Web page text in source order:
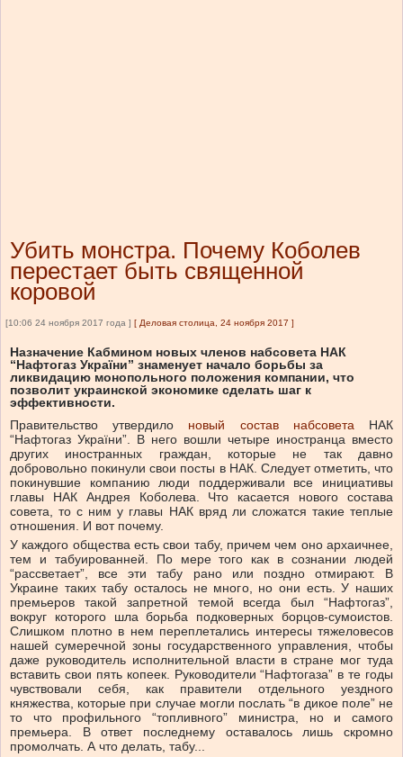
Убить монстра. Почему Коболев
перестает быть священной
коровой
[10:06 24 ноября 2017 года ] [ Деловая столица, 24 ноября 2017 ]
Назначение Кабмином новых членов набсовета НАК
“Нафтогаз України” знаменует начало борьбы за
ликвидацию монопольного положения компании, что
позволит украинской экономике сделать шаг к
эффективности.
Правительство утвердило новый состав набсоветаНАК
“Нафтогаз України”. В него вошли четыре иностранца вместо
других иностранных граждан, которые не так давно
добровольно покинули свои посты в НАК. Следует отметить, что
покинувшие компанию люди поддерживали все инициативы
главы НАК Андрея Коболева. Что касается нового состава
совета, то с ним у главы НАК вряд ли сложатся такие теплые
отношения. И вот почему.
У каждого общества есть свои табу, причем чем оно архаичнее,
тем и табуированней. По мере того как в сознании людей
“рассветает”, все эти табу рано или поздно отмирают. В
Украине таких табу осталось не много, но они есть. У наших
премьеров такой запретной темой всегда был “Нафтогаз”,
вокруг которого шла борьба подковерных борцов-сумоистов.
Слишком плотно в нем переплетались интересы тяжеловесов
нашей сумеречной зоны государственного управления, чтобы
даже руководитель исполнительной власти в стране мог туда
вставить свои пять копеек. Руководители “Нафтогаза” в те годы
чувствовали себя, как правители отдельного уездного
княжества, которые при случае могли послать “в дикое поле” не
то что профильного “топливного” министра, но и самого
премьера. В ответ последнему оставалось лишь скромно
промолчать. А что делать, табу...